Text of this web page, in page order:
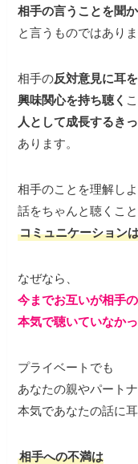
相手の言うことを聞
と言うものではありま
相手の反対意見に耳を
興味関心を持ち聴く
人として成長するき
あります。
相手のことを理解し
話をちゃんと聴くこ
コミュニケーション
なぜなら、
今までお互いが相手
本気で聴いていなか
プライベートでも
あなたの親やパートナ
本気であなたの話に
相手への不満は